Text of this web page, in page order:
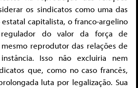
os sindicatos como uma das
estatal capitalista, o franco-argelino
do valor da força de
reprodutor das relações de
Isso não excluiria nem
que, como no caso francês,
luta por legalização. Sua